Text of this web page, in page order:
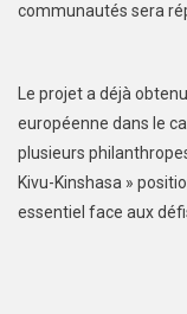
communautés sera
Le projet a déjà
européenne dans le
plusieurs
Kivu-Kinshasa »
essentiel face aux